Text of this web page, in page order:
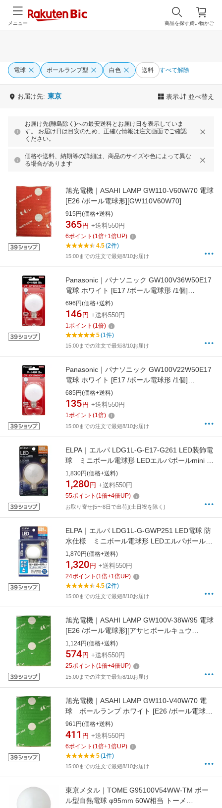
買い物かご
商品を探す
メニュー
電球 ボールランプ型 白色 送料 すべて解除
お届け先: 東京 表示 並べ替え
お届け先(離島除く)への最安送料とお届け日を表示していま
す。 お届け日は目安のため、正確な情報は注文画面でご確認
ください。
価格や送料、納期等の詳細は、商品のサイズや色によって異な
る場合があります
旭光電機｜ASAHI LAMP GW110-V60W/70 電球
[E26 /ボール電球形][GW110V60W70]
915円(価格+送料)
365 円 +送料550円
6ポイント (1倍+1倍UP)
4.5(2件)
15:00までの注文で最短8/10お届け
Panasonic｜パナソニック GW100V36W50E17
電球 ホワイト [E17 /ボール電球形 /1個]
[GW100V36W50E17]
696円(価格+送料)
146 円 +送料550円
1ポイント (1倍)
5(1件)
15:00までの注文で最短8/10お届け
Panasonic｜パナソニック GW100V22W50E17
電球 ホワイト [E17 /ボール電球形 /1個]
[GW100V22W50E17]
685円(価格+送料)
135 円 +送料550円
1ポイント (1倍)
15:00までの注文で最短8/10お届け
ELPA｜エルパ LDG1L-G-E17-G261 LED装飾電
球 ミニボール電球形 LEDエルパボールmini ホ
ワイト [E17 /ボール電球形 /電球色 /1個]
[LDG1LGE17G261]
1,830円(価格+送料)
1,280 円 +送料550円
55ポイント (1倍+4倍UP)
お取り寄せ[5〜8日で出荷](土日祝を除く)
ELPA｜エルパ LDG1L-G-GWP251 LED電球 防
水仕様 ミニボール電球形 LEDエルパボール
mini ホワイト [E26 /ボール電球形 /電球色 /1個]
[LDG1LGGWP251]
1,870円(価格+送料)
1,320 円 +送料550円
24ポイント (1倍+1倍UP)
4.5(2件)
15:00までの注文で最短8/10お届け
旭光電機｜ASAHI LAMP GW100V-38W/95 電球
[E26 /ボール電球形][アサヒボールキュウ
G95GW100V3]
1,124円(価格+送料)
574 円 +送料550円
25ポイント (1倍+4倍UP)
15:00までの注文で最短8/10お届け
旭光電機｜ASAHI LAMP GW110-V40W/70 電
球 ボールランプ ホワイト [E26 /ボール電球
形][GW110V40W70]
961円(価格+送料)
411 円 +送料550円
6ポイント (1倍+1倍UP)
5(1件)
15:00までの注文で最短8/10お届け
東京メタル｜TOME G95100V54WW-TM ボー
ル型白熱電球 φ95mm 60W相当 トーメ